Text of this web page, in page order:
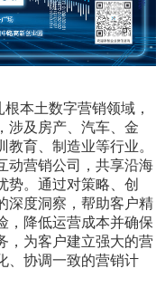
本土数字营销领域，
涉及房产、汽车、金
育、制造业等行业。
动营销公司，共享沿海
势。通过对策略、创
深度洞察，帮助客户精
，降低运营成本并确保
，为客户建立强大的营
、协调一致的营销计